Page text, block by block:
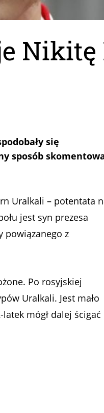
Nikitę
się
sposób
Uralkali – potentata
jest syn prezesa
powiązanego z
Po rosyjskiej
Uralkali. Jest mało
mógł dalej ścigać